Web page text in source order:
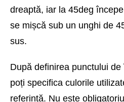
dreaptă, iar la 45deg
se mișcă sub un unghi de
sus.
După definirea punctului
poți specifica culorile
referință. Nu este